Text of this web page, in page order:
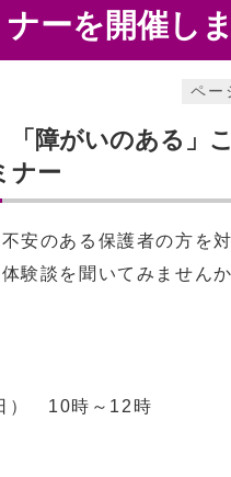
ーを開催し
ペー
「障がいのある」
ナー
安のある保護者の方を
験談を聞いてみませんか
） 10時～12時